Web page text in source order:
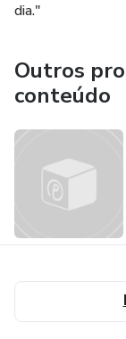
dia."
Outros
conteúdo